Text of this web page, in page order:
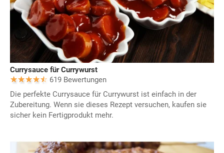
Currysauce für Currywurst
619 Bewertungen
Die perfekte Currysauce für Currywurst ist einfach in der
Zubereitung. Wenn sie dieses Rezept versuchen, kaufen sie
sicher kein Fertigprodukt mehr.